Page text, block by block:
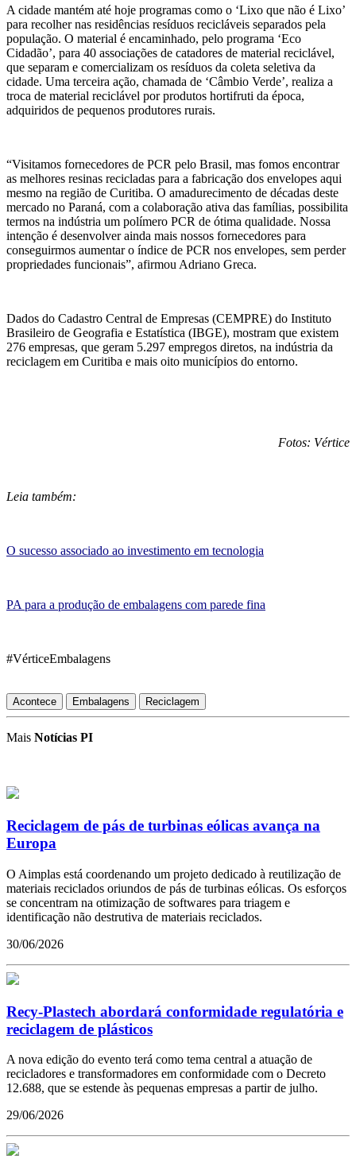
A cidade mantém até hoje programas como o ‘Lixo que não é Lixo’
para recolher nas residências resíduos recicláveis separados pela
população. O material é encaminhado, pelo programa ‘Eco
Cidadão’, para 40 associações de catadores de material reciclável,
que separam e comercializam os resíduos da coleta seletiva da
cidade. Uma terceira ação, chamada de ‘Câmbio Verde’, realiza a
troca de material reciclável por produtos hortifruti da época,
adquiridos de pequenos produtores rurais.
“Visitamos fornecedores de PCR pelo Brasil, mas fomos encontrar
as melhores resinas recicladas para a fabricação dos envelopes aqui
mesmo na região de Curitiba. O amadurecimento de décadas deste
mercado no Paraná, com a colaboração ativa das famílias, possibilita
termos na indústria um polímero PCR de ótima qualidade. Nossa
intenção é desenvolver ainda mais nossos fornecedores para
conseguirmos aumentar o índice de PCR nos envelopes, sem perder
propriedades funcionais”, afirmou Adriano Greca.
Dados do Cadastro Central de Empresas (CEMPRE) do Instituto
Brasileiro de Geografia e Estatística (IBGE), mostram que existem
276 empresas, que geram 5.297 empregos diretos, na indústria da
reciclagem em Curitiba e mais oito municípios do entorno.
Fotos: Vértice
Leia também:
O sucesso associado ao investimento em tecnologia
PA para a produção de embalagens com parede fina
#VérticeEmbalagens
Acontece Embalagens Reciclagem
Mais Notícias PI
Reciclagem de pás de turbinas eólicas avança na
Europa
O Aimplas está coordenando um projeto dedicado à reutilização de
materiais reciclados oriundos de pás de turbinas eólicas. Os esforços
se concentram na otimização de softwares para triagem e
identificação não destrutiva de materiais reciclados.
30/06/2026
Recy-Plastech abordará conformidade regulatória e
reciclagem de plásticos
A nova edição do evento terá como tema central a atuação de
recicladores e transformadores em conformidade com o Decreto
12.688, que se estende às pequenas empresas a partir de julho.
29/06/2026